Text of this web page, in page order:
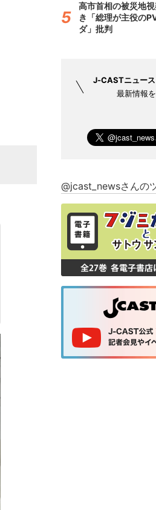
高市首相の被災地
き「総理が主役の
ダ」批判
J-CASTニュース
最新情報
@jcast_newsさんの